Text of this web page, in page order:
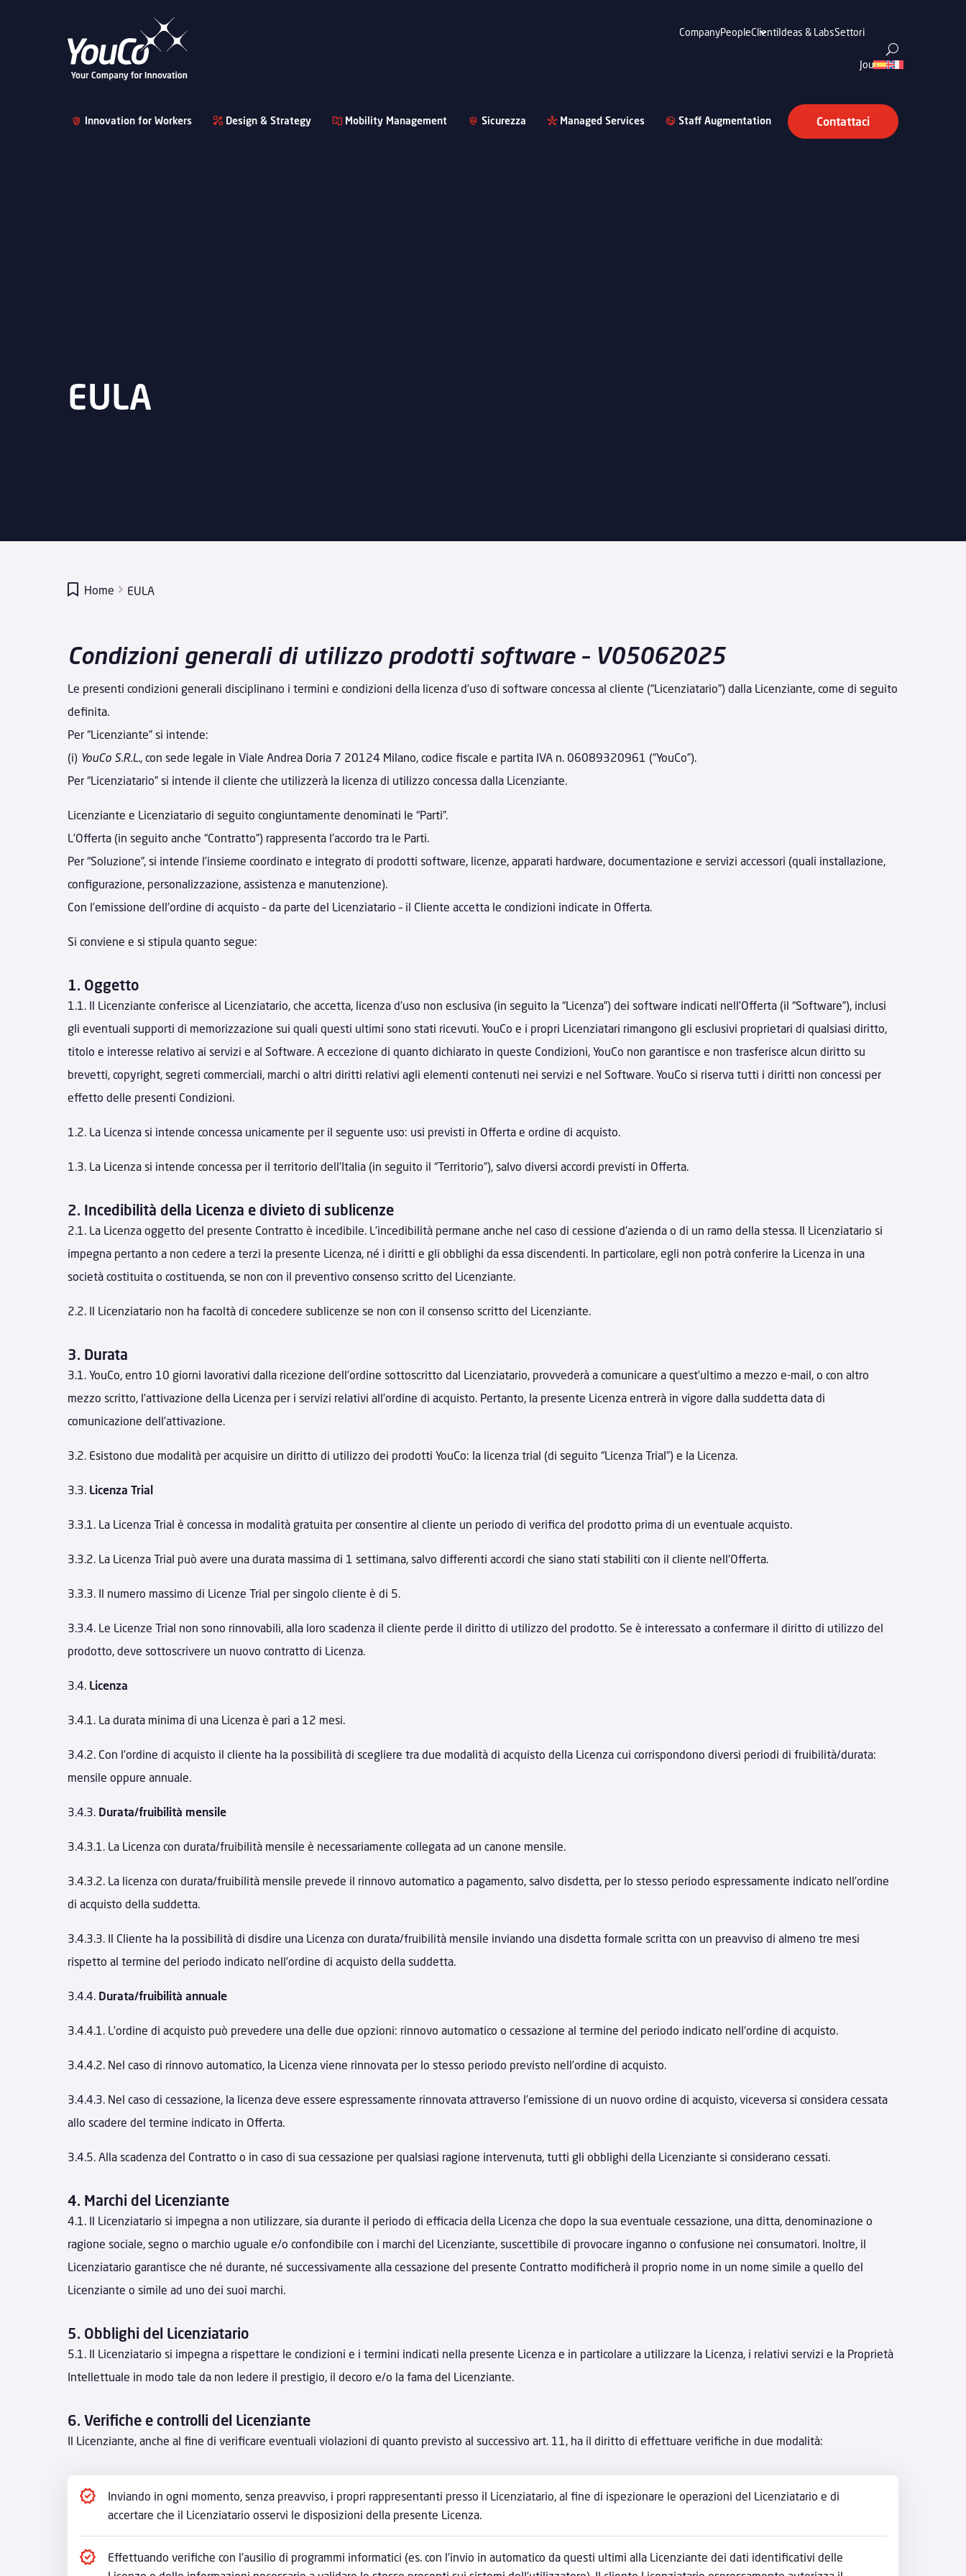
CompanyPeopleClientiIdeas & LabsSettori
Journal
Innovation for Workers Design & Strategy Mobility Management Sicurezza Managed Services Staff Augmentation Contattaci
EULA
 Home EULA
Condizioni generali di utilizzo prodotti software – V05062025
Le presenti condizioni generali disciplinano i termini e condizioni della licenza d’uso di software concessa al cliente (“Licenziatario”) dalla Licenziante, come di seguito
definita.
Per “Licenziante” si intende:
(i) YouCo S.R.L.
, con sede legale in Viale Andrea Doria 7 20124 Milano, codice fiscale e partita IVA n. 06089320961 (“YouCo”).
Per “Licenziatario” si intende il cliente che utilizzerà la licenza di utilizzo concessa dalla Licenziante.
Licenziante e Licenziatario di seguito congiuntamente denominati le “Parti”.
L’Offerta (in seguito anche “Contratto”) rappresenta l’accordo tra le Parti.
Per “Soluzione”, si intende l’insieme coordinato e integrato di prodotti software, licenze, apparati hardware, documentazione e servizi accessori (quali installazione,
configurazione, personalizzazione, assistenza e manutenzione).
Con l’emissione dell’ordine di acquisto – da parte del Licenziatario – il Cliente accetta le condizioni indicate in Offerta.
Si conviene e si stipula quanto segue:
1. Oggetto
1.1. Il Licenziante conferisce al Licenziatario, che accetta, licenza d’uso non esclusiva (in seguito la “Licenza”) dei software indicati nell’Offerta (il “Software”), inclusi
gli eventuali supporti di memorizzazione sui quali questi ultimi sono stati ricevuti. YouCo e i propri Licenziatari rimangono gli esclusivi proprietari di qualsiasi diritto,
titolo e interesse relativo ai servizi e al Software. A eccezione di quanto dichiarato in queste Condizioni, YouCo non garantisce e non trasferisce alcun diritto su
brevetti, copyright, segreti commerciali, marchi o altri diritti relativi agli elementi contenuti nei servizi e nel Software. YouCo si riserva tutti i diritti non concessi per
effetto delle presenti Condizioni.
1.2. La Licenza si intende concessa unicamente per il seguente uso: usi previsti in Offerta e ordine di acquisto.
1.3. La Licenza si intende concessa per il territorio dell’Italia (in seguito il “Territorio”), salvo diversi accordi previsti in Offerta.
2. Incedibilità della Licenza e divieto di sublicenze
2.1. La Licenza oggetto del presente Contratto è incedibile. L’incedibilità permane anche nel caso di cessione d’azienda o di un ramo della stessa. Il Licenziatario si
impegna pertanto a non cedere a terzi la presente Licenza, né i diritti e gli obblighi da essa discendenti. In particolare, egli non potrà conferire la Licenza in una
società costituita o costituenda, se non con il preventivo consenso scritto del Licenziante.
2.2. Il Licenziatario non ha facoltà di concedere sublicenze se non con il consenso scritto del Licenziante.
3. Durata
3.1. YouCo, entro 10 giorni lavorativi dalla ricezione dell’ordine sottoscritto dal Licenziatario, provvederà a comunicare a quest’ultimo a mezzo e-mail, o con altro
mezzo scritto, l’attivazione della Licenza per i servizi relativi all’ordine di acquisto. Pertanto, la presente Licenza entrerà in vigore dalla suddetta data di
comunicazione dell’attivazione.
3.2. Esistono due modalità per acquisire un diritto di utilizzo dei prodotti YouCo: la licenza trial (di seguito “Licenza Trial”) e la Licenza.
3.3. Licenza Trial
3.3.1. La Licenza Trial è concessa in modalità gratuita per consentire al cliente un periodo di verifica del prodotto prima di un eventuale acquisto.
3.3.2. La Licenza Trial può avere una durata massima di 1 settimana, salvo differenti accordi che siano stati stabiliti con il cliente nell’Offerta.
3.3.3. Il numero massimo di Licenze Trial per singolo cliente è di 5.
3.3.4. Le Licenze Trial non sono rinnovabili, alla loro scadenza il cliente perde il diritto di utilizzo del prodotto. Se è interessato a confermare il diritto di utilizzo del
prodotto, deve sottoscrivere un nuovo contratto di Licenza.
3.4. Licenza
3.4.1. La durata minima di una Licenza è pari a 12 mesi.
3.4.2. Con l’ordine di acquisto il cliente ha la possibilità di scegliere tra due modalità di acquisto della Licenza cui corrispondono diversi periodi di fruibilità/durata:
mensile oppure annuale.
3.4.3. Durata/fruibilità mensile
3.4.3.1. La Licenza con durata/fruibilità mensile è necessariamente collegata ad un canone mensile.
3.4.3.2. La licenza con durata/fruibilità mensile prevede il rinnovo automatico a pagamento, salvo disdetta, per lo stesso periodo espressamente indicato nell’ordine
di acquisto della suddetta.
3.4.3.3. Il Cliente ha la possibilità di disdire una Licenza con durata/fruibilità mensile inviando una disdetta formale scritta con un preavviso di almeno tre mesi
rispetto al termine del periodo indicato nell’ordine di acquisto della suddetta.
3.4.4. Durata/fruibilità annuale
3.4.4.1. L’ordine di acquisto può prevedere una delle due opzioni: rinnovo automatico o cessazione al termine del periodo indicato nell’ordine di acquisto.
3.4.4.2. Nel caso di rinnovo automatico, la Licenza viene rinnovata per lo stesso periodo previsto nell’ordine di acquisto.
3.4.4.3. Nel caso di cessazione, la licenza deve essere espressamente rinnovata attraverso l’emissione di un nuovo ordine di acquisto, viceversa si considera cessata
allo scadere del termine indicato in Offerta.
3.4.5. Alla scadenza del Contratto o in caso di sua cessazione per qualsiasi ragione intervenuta, tutti gli obblighi della Licenziante si considerano cessati.
4. Marchi del Licenziante
4.1. Il Licenziatario si impegna a non utilizzare, sia durante il periodo di efficacia della Licenza che dopo la sua eventuale cessazione, una ditta, denominazione o
ragione sociale, segno o marchio uguale e/o confondibile con i marchi del Licenziante, suscettibile di provocare inganno o confusione nei consumatori. Inoltre, il
Licenziatario garantisce che né durante, né successivamente alla cessazione del presente Contratto modificherà il proprio nome in un nome simile a quello del
Licenziante o simile ad uno dei suoi marchi.
5. Obblighi del Licenziatario
5.1. Il Licenziatario si impegna a rispettare le condizioni e i termini indicati nella presente Licenza e in particolare a utilizzare la Licenza, i relativi servizi e la Proprietà
Intellettuale in modo tale da non ledere il prestigio, il decoro e/o la fama del Licenziante.
6. Verifiche e controlli del Licenziante
Il Licenziante, anche al fine di verificare eventuali violazioni di quanto previsto al successivo art. 11, ha il diritto di effettuare verifiche in due modalità:
Inviando in ogni momento, senza preavviso, i propri rappresentanti presso il Licenziatario, al fine di ispezionare le operazioni del Licenziatario e di
accertare che il Licenziatario osservi le disposizioni della presente Licenza.
Effettuando verifiche con l’ausilio di programmi informatici (es. con l’invio in automatico da questi ultimi alla Licenziante dei dati identificativi delle